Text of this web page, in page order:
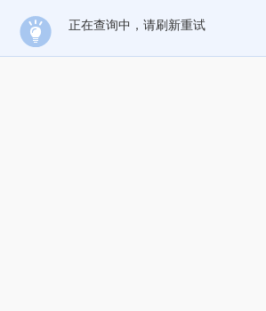
正在查询中，请刷新重试